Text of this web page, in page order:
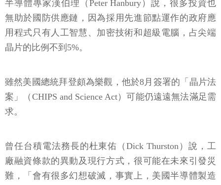
半導體專家漢伯理（Peter Hanbury）說，很多投資也
無助於國防供應鏈，因為採用先進節點運作的政府應
用程式只有人工智慧、加密技術和超級電腦，占尖端
晶片的比例不到5%。
雖然美國總統拜登頗為樂觀，他於8月簽署的「晶片法
案」（CHIPS and Science Act）可能仍遠遠無法滿足需
求。
曾任台積電法務長的杜東佑（Dick Thurston）說，工
廠融資條款的異動及現行方式，很可能在未來引發災
難，「會有很多幻想破滅，事實上，美國半導體製造